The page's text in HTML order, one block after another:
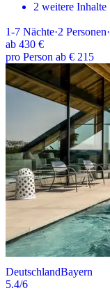
2 weitere Inhalte
1-7 Nächte·2 Personen·
ab 430 €
pro Person ab € 215
DeutschlandBayern
5.4/6